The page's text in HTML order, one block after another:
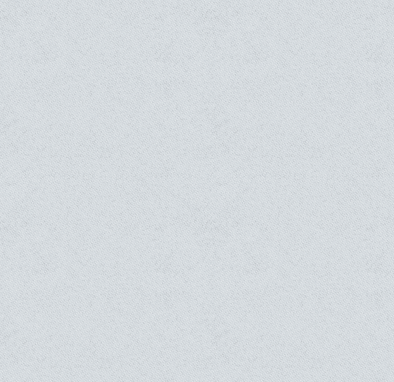
Lanza del Vasto - Pélerin de l'Essentiel
Autonomia. Violences d’États, terrorismes et résistance gandhienne
Cent Mille et Une Victoires pour le Monde
SARVODAYA SHRAMADANA
Nutrition écologique et économique
La marche des gueux
Les Colombes de l’Ombre
La désobéissance civile
Afrique outragée, Afrique brisée, mais Afrique liberée ?
Misère de misère
Lanza del Vasto, Poète et Artiste
Anandwan : la forêt joyeuse
La Guerre n'est pas la Solution elle est le Problème